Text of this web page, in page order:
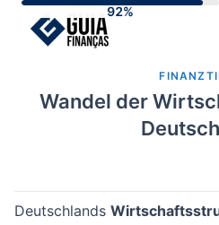
Wandel der
Deutschlands